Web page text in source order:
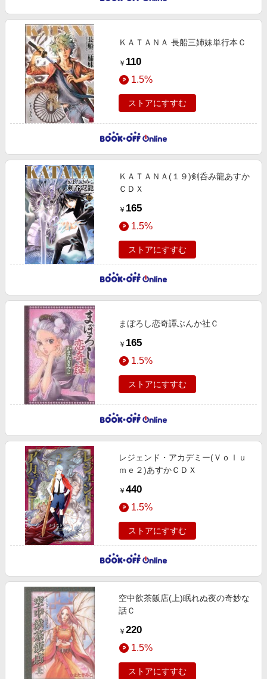
ＫＡＴＡＮＡ 長船三姉妹単行本Ｃ
￥ 110
1.5%
ストアにすすむ
ＫＡＴＡＮＡ(１９)剣呑み龍あすか
ＣＤＸ
￥ 165
1.5%
ストアにすすむ
まぼろし恋奇譚ぶんか社Ｃ
￥ 165
1.5%
ストアにすすむ
レジェンド・アカデミー(Ｖｏｌｕ
ｍｅ２)あすかＣＤＸ
￥ 440
1.5%
ストアにすすむ
空中飲茶飯店(上)眠れぬ夜の奇妙な
話Ｃ
￥ 220
1.5%
ストアにすすむ